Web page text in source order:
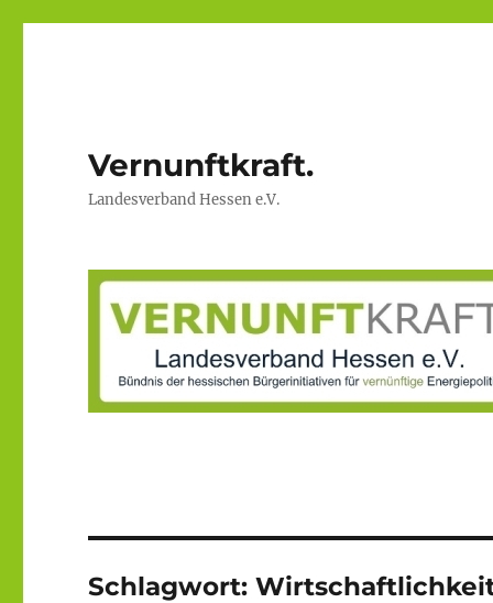
Vernunftkraft.
Landesverband Hessen e.V.
Schlagwort: